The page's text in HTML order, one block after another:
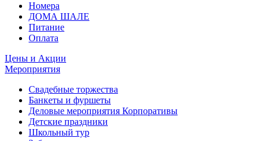
Номера
ДОМА ШАЛЕ
Питание
Оплата
Цены и Акции
Мероприятия
Свадебные торжества
Банкеты и фуршеты
Деловые мероприятия Корпоративы
Детские праздники
Школьный тур